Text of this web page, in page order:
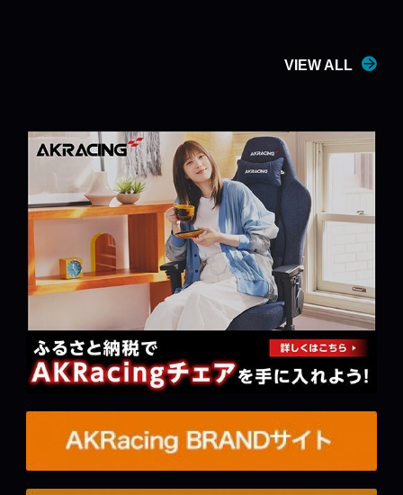
VIEW ALL